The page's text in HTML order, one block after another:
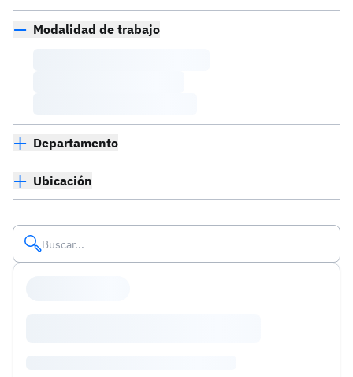
Modalidad de trabajo
Departamento
Ubicación